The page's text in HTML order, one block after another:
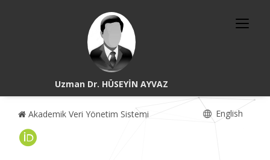
Uzman Dr. HÜSEYİN AYVAZ
Akademik Veri Yönetim Sistemi English